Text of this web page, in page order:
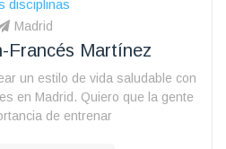
disciplinas
Madrid
Francés Martínez
un estilo de vida saludable con
en Madrid. Quiero que la gente
de entrenar